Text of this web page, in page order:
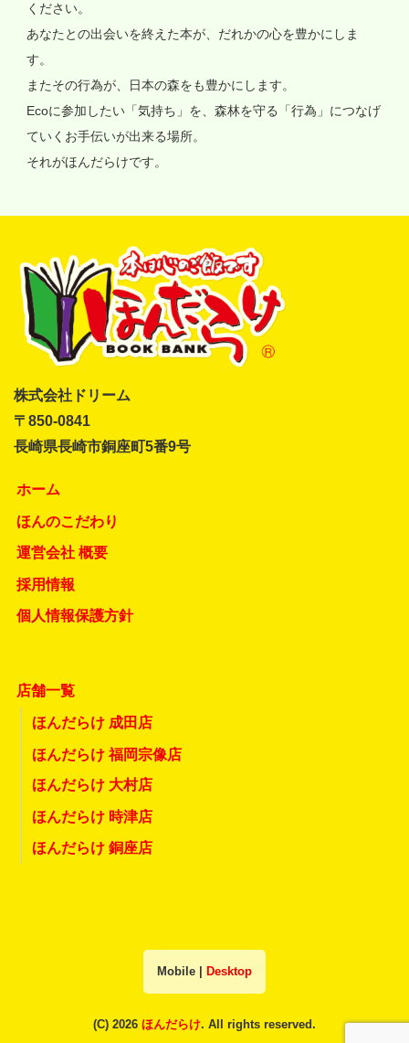
ください。
あなたとの出会いを終えた本が、だれかの心を豊かにしま
す。
またその行為が、日本の森をも豊かにします。
Ecoに参加したい「気持ち」を、森林を守る「行為」につなげ
ていくお手伝いが出来る場所。
それがほんだらけです。
株式会社ドリーム
〒850-0841
長崎県長崎市銅座町5番9号
ホーム
ほんのこだわり
運営会社 概要
採用情報
個人情報保護方針
店舗一覧
ほんだらけ 成田店
ほんだらけ 福岡宗像店
ほんだらけ 大村店
ほんだらけ 時津店
ほんだらけ 銅座店
Mobile Desktop
(C) 2026 ほんだらけ. All rights reserved.